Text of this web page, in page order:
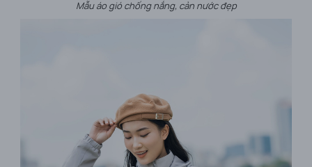
Mẫu áo gió chống nắng, cản nước đẹp